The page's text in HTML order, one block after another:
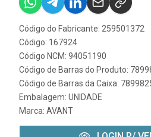
Código do Fabricante: 259501372
Código: 167924
Código NCM: 94051190
Código de Barras do Produto:
Código de Barras da Caixa:
Embalagem: UNIDADE
Marca: AVANT